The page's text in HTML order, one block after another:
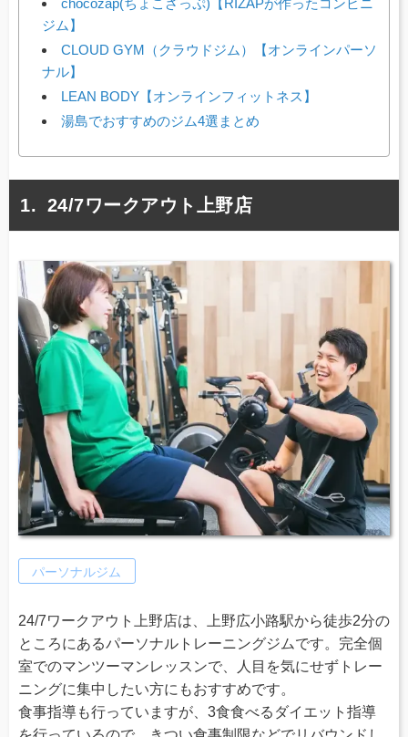
chocozap(ちょこざっぷ)【RIZAPが作ったコンビニ
ジム】
CLOUD GYM（クラウドジム）【オンラインパーソ
ナル】
LEAN BODY【オンラインフィットネス】
湯島でおすすめのジム4選まとめ
24/7ワークアウト上野店
パーソナルジム
24/7ワークアウト上野店は、上野広小路駅から徒歩2分の
ところにあるパーソナルトレーニングジムです。完全個
室でのマンツーマンレッスンで、人目を気にせずトレー
ニングに集中したい方にもおすすめです。
食事指導も行っていますが、3食食べるダイエット指導